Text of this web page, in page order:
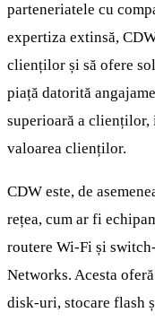
parteneriatele cu
expertiza extinsă,
clienților și să ofere
piață datorită
superioară a
valoarea clienților.
CDW este, de
rețea, cum ar fi
routere Wi-Fi și
Networks. Acesta
disk-uri, stocare flash